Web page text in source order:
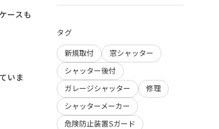
ースも
いま
タグ
新規取付
窓シャッター
シャッター後付
ガレージシャッター
修理
シャッターメーカー
危険防止装置Sガード